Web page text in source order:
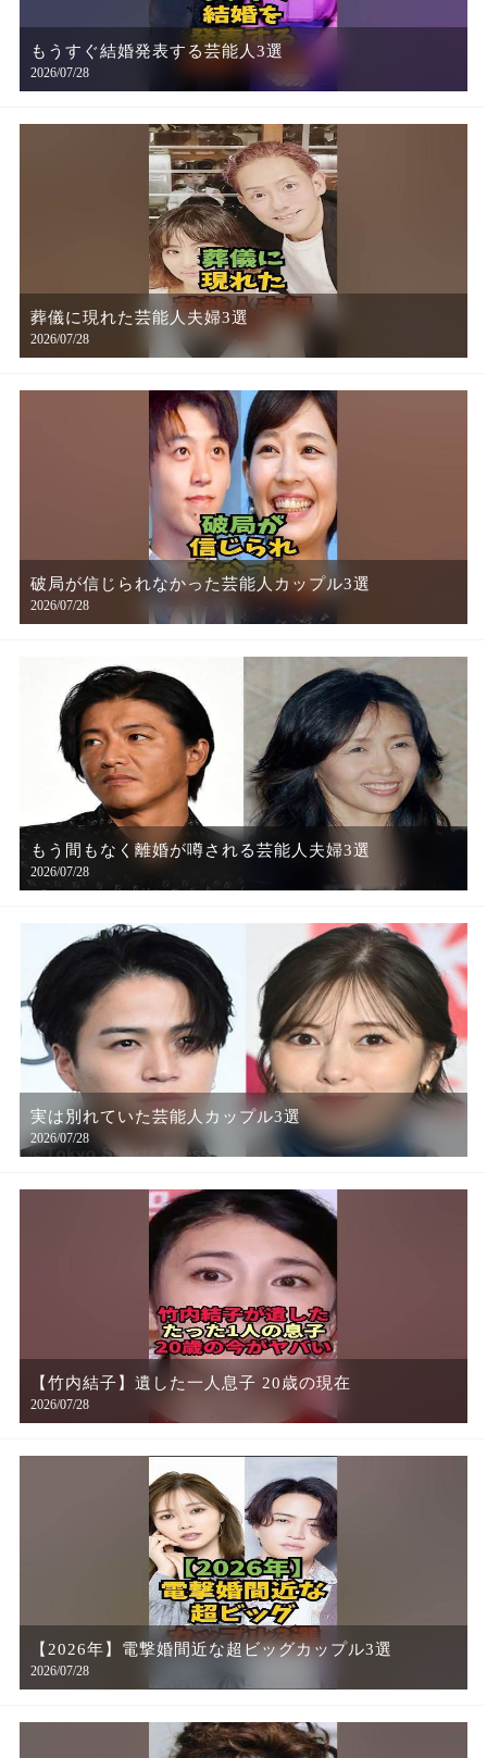
もうすぐ結婚発表する芸能人3選
2026/07/28
葬儀に現れた芸能人夫婦3選
2026/07/28
破局が信じられなかった芸能人カップル3選
2026/07/28
もう間もなく離婚が噂される芸能人夫婦3選
2026/07/28
実は別れていた芸能人カップル3選
2026/07/28
【竹内結子】遺した一人息子 20歳の現在
2026/07/28
【2026年】電撃婚間近な超ビッグカップル3選
2026/07/28